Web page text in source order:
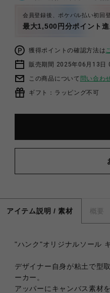
会員登録後、ポケパル払い初回
最大1,500円分ポイント進
獲得ポイントの確認方法は
販売期間 2025年06月13日
この商品について 問い合わ
ギフト：ラッピング不可
アイテム説明 / 素材 概要
"ハンク"オリジナルソール
デザイナー自身が粘土で型
ーカー。
アッパーにキャンバス素材